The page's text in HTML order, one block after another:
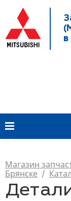
Магазин
Брянске /